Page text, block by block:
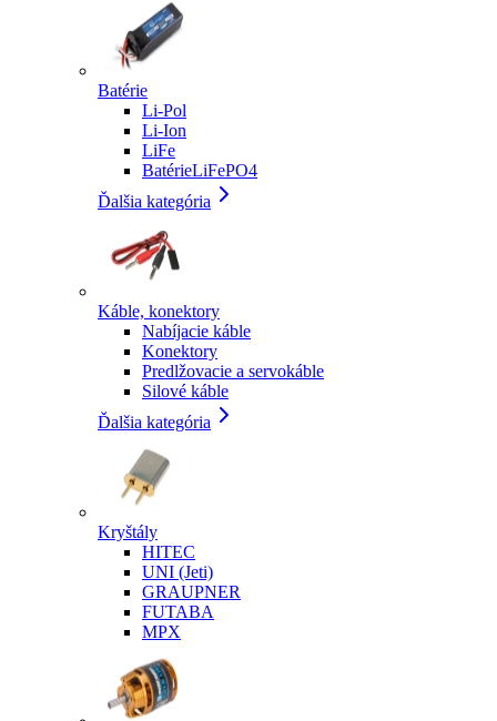
Batérie
Li-Pol
Li-Ion
LiFe
BatérieLiFePO4
Ďalšia kategória
Káble, konektory
Nabíjacie káble
Konektory
Predlžovacie a servokáble
Silové káble
Ďalšia kategória
Kryštály
HITEC
UNI (Jeti)
GRAUPNER
FUTABA
MPX